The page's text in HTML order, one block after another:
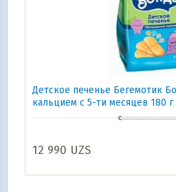
Детское печенье Бегемотик
кальцием с 5-ти месяцев 180 г
12 990 UZS